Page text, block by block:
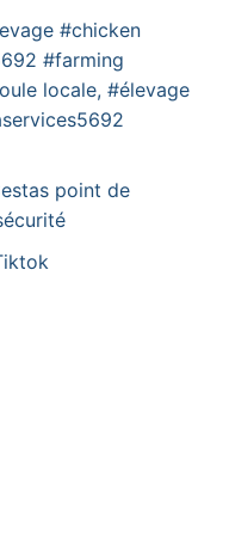
#chicken
#farming
locale, #élevage
point de